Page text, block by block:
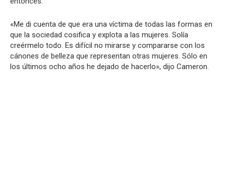
«Me di cuenta de que era una víctima de todas las formas en
que la sociedad cosifica y explota a las mujeres. Solía
creérmelo todo. Es difícil no mirarse y compararse con los
cánones de belleza que representan otras mujeres. Sólo en
los últimos ocho años he dejado de hacerlo», dijo Cameron.